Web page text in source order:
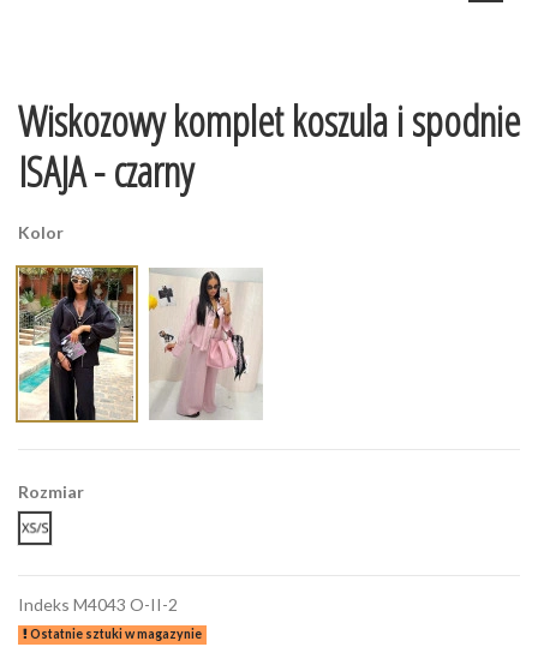
Wiskozowy komplet koszula i spodnie
ISAJA - czarny
Kolor
Rozmiar
XS/S
Indeks M4043 O-II-2
Ostatnie sztuki w magazynie